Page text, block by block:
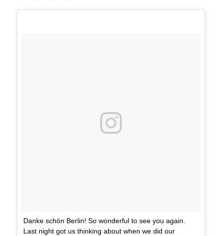
Danke schön Berlin! So wonderful to see you again.
Last night got us thinking about when we did our